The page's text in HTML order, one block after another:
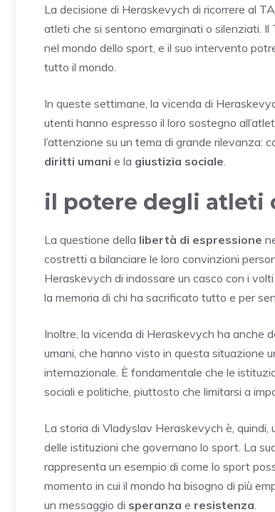
La decisione di Heraskevych di ricorrere al
atleti che si sentono emarginati o silenziati.
nel mondo dello sport, e il suo intervento
tutto il mondo.
In queste settimane, la vicenda di
utenti hanno espresso il loro sostegno
l’attenzione su un tema di grande rilevanza:
diritti umani e la giustizia sociale
il potere degli atleti
La questione della libertà di espressione
costretti a bilanciare le loro convinzioni
Heraskevych di indossare un casco con i
la memoria di chi ha sacrificato tutto e per
Inoltre, la vicenda di Heraskevych ha anche
umani, che hanno visto in questa situazione
internazionale. È fondamentale che le
sociali e politiche, piuttosto che limitarsi a
La storia di Vladyslav Heraskevych è,
delle istituzioni che governano lo sport. La
rappresenta un esempio di come lo sport
momento in cui il mondo ha bisogno di più
un messaggio di speranza e resistenza